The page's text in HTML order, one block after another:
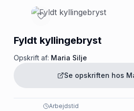
Fyldt kyllingebryst
Opskrift af: Maria Silje
Se opskriften hos
Arbejdstid